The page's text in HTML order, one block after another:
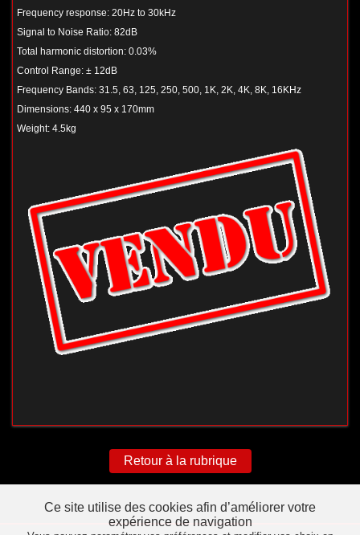
Frequency response: 20Hz to 30kHz
Signal to Noise Ratio: 82dB
Total harmonic distortion: 0.03%
Control Range: ± 12dB
Frequency Bands: 31.5, 63, 125, 250, 500, 1K, 2K, 4K, 8K, 16KHz
Dimensions: 440 x 95 x 170mm
Weight: 4.5kg
Retour à la rubrique
Ce site utilise des cookies afin d’améliorer votre
expérience de navigation